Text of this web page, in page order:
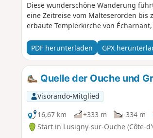
Diese wunderschöne Wanderung
eine Zeitreise vom Malteserorden bis
erbaute Templerkirche von
PDF herunterladen GPX
Quelle der Ouche und
Visorando-Mitglied
16,67 km
+333 m -334 m
Start in Lusigny-sur-Ouche (Côte-